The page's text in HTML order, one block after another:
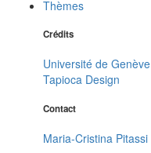
Thèmes
Crédits
Université de Genève
Tapioca Design
Contact
Maria-Cristina Pitassi